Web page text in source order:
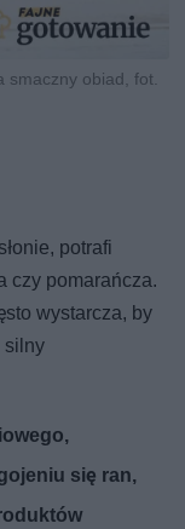
smaczny obiad, fot.
potrafi
czy pomarańcza.
wystarcza, by
silny
się ran,